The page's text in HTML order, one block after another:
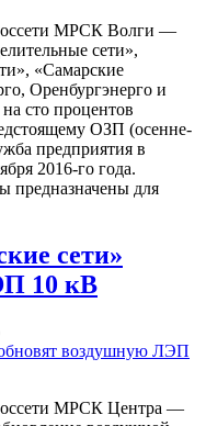
МРСК Волги —
сети»,
«Самарские
Оренбургэнерго и
сто процентов
ОЗП (осенне-
предприятия в
2016-го года.
предназначены для
сети»
10 кВ
МРСК Центра —